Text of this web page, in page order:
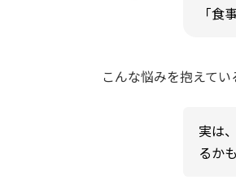
「食
こんな悩みを抱えて
実は
るか